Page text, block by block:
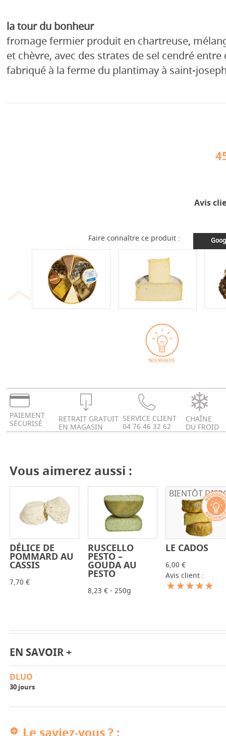
la tour du bonheur
fromage fermier produit en chartreuse,
et chèvre, avec des strates de sel cendré entre
fabriqué à la ferme du plantimay à saint-
Avis
Faire connaître ce produit :
PAIEMENT
SÉCURISÉ RETRAIT GRATUIT
EN MAGASIN
SERVICE CLIENT
04 76 46 32 62
CHAÎNE
DU FROID
Vous aimerez aussi :
-
DÉLICE DE
POMMARD AU
CASSIS
7,70 €
-
RUSCELLO
PESTO –
GOUDA AU
PESTO
8,23 € - 250g
BIENTÔT
-
LE CADOS
6,00 €
Avis client :
EN SAVOIR +
DLUO
30 jours
Le saviez-vous ? :